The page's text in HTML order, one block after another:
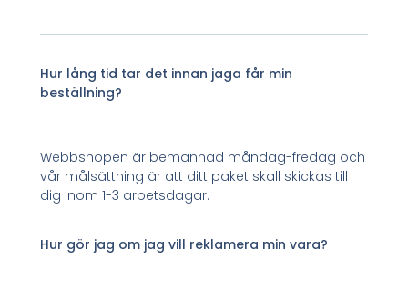
Hur lång tid tar det innan jaga får min
beställning?
Webbshopen är bemannad måndag-fredag och
vår målsättning är att ditt paket skall skickas till
dig inom 1-3 arbetsdagar.
Hur gör jag om jag vill reklamera min vara?